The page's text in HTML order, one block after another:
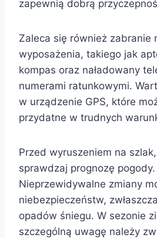
zapewnią dobrą
Zaleca się również zabranie
wyposażenia, takiego jak
kompas oraz naładowany
numerami ratunkowymi.
w urządzenie GPS, które
przydatne w trudnych
Przed wyruszeniem na
sprawdzaj prognozę pogody.
Nieprzewidywalne zmiany
niebezpieczeństw,
opadów śniegu. W sezonie
szczególną uwagę należy